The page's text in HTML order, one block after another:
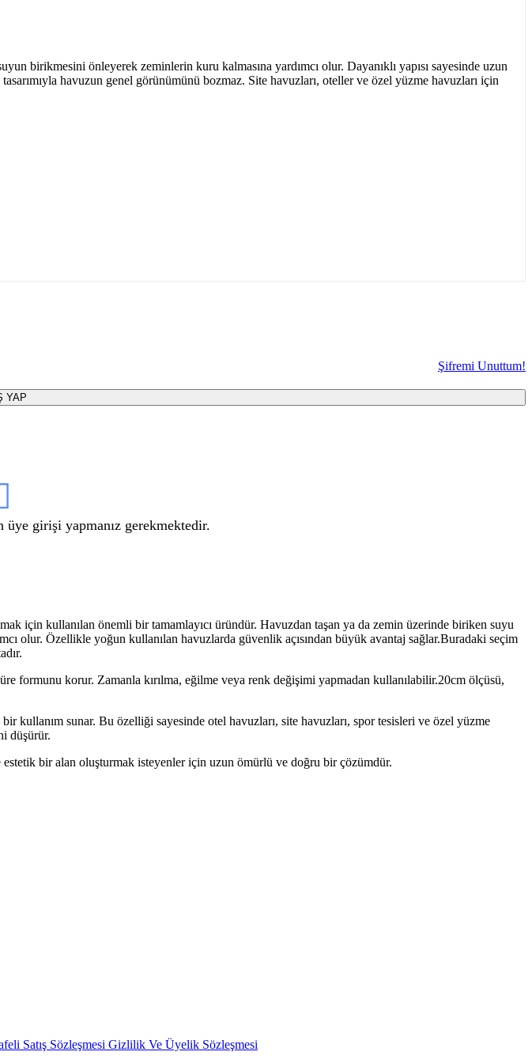
birikmesini önleyerek zeminlerin kuru kalmasına yardımcı olur. Dayanıklı yapısı sayesinde uzun
havuzun genel görünümünü bozmaz. Site havuzları, oteller ve özel yüzme havuzları için
Şifremi Unuttum!
YAP
girişi yapmanız gerekmektedir.
için kullanılan önemli bir tamamlayıcı üründür. Havuzdan taşan ya da zemin üzerinde biriken suyu
olur. Özellikle yoğun kullanılan havuzlarda güvenlik açısından büyük avantaj sağlar.Buradaki seçim
formunu korur. Zamanla kırılma, eğilme veya renk değişimi yapmadan kullanılabilir.20cm ölçüsü,
kullanım sunar. Bu özelliği sayesinde otel havuzları, site havuzları, spor tesisleri ve özel yüzme
düşürür.
bir alan oluşturmak isteyenler için uzun ömürlü ve doğru bir çözümdür.
Satış Sözleşmesi Gizlilik Ve Üyelik Sözleşmesi